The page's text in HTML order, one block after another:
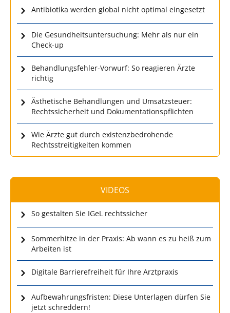
Antibiotika werden global nicht optimal eingesetzt
Die Gesundheitsuntersuchung: Mehr als nur ein
Check-up
Behandlungsfehler-Vorwurf: So reagieren Ärzte
richtig
Ästhetische Behandlungen und Umsatzsteuer:
Rechtssicherheit und Dokumentationspflichten
Wie Ärzte gut durch existenzbedrohende
Rechtsstreitigkeiten kommen
VIDEOS
So gestalten Sie IGeL rechtssicher
Sommerhitze in der Praxis: Ab wann es zu heiß zum
Arbeiten ist
Digitale Barrierefreiheit für Ihre Arztpraxis
Aufbewahrungsfristen: Diese Unterlagen dürfen Sie
jetzt schreddern!